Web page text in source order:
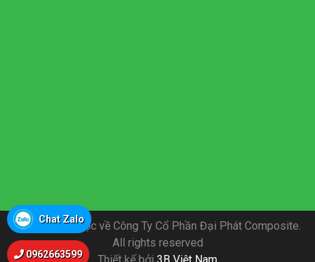
Bản Quyền thuộc về Công Ty Cổ Phần Đại Phát Composite.
All rights reserved
Thiết kế bởi 3B Việt Nam
0962663599
Chat Zalo